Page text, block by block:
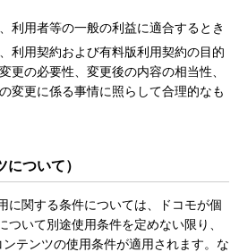
利用者等の一般の利益に適合するとき
利用契約および有料版利用契約の目的
更の必要性、変更後の内容の相当性、
変更に係る事情に照らして合理的なも
ついて）
に関する条件については、ドコモが個
ついて別途使用条件を定めない限り、
テンツの使用条件が適用されます。な